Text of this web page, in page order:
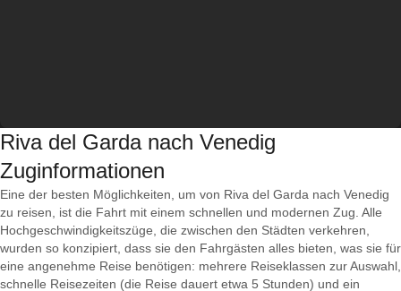
Riva del Garda nach Venedig
Zuginformationen
Eine der besten Möglichkeiten, um von Riva del Garda nach Venedig
zu reisen, ist die Fahrt mit einem schnellen und modernen Zug. Alle
Hochgeschwindigkeitszüge, die zwischen den Städten verkehren,
wurden so konzipiert, dass sie den Fahrgästen alles bieten, was sie für
eine angenehme Reise benötigen: mehrere Reiseklassen zur Auswahl,
schnelle Reisezeiten (die Reise dauert etwa 5 Stunden) und ein